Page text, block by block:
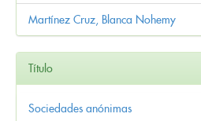
Martínez Cruz, Blanca Nohemy
Título
Sociedades anónimas